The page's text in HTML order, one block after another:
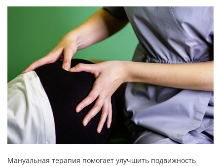
Мануальная терапия помогает улучшить подвижность